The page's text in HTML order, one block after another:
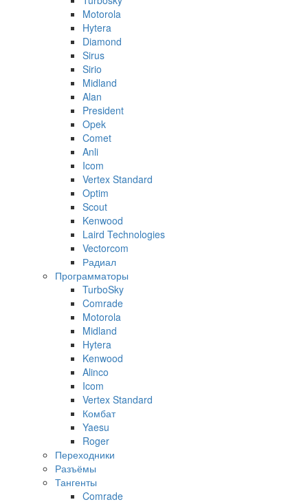
Motorola
Hytera
Diamond
Sirus
Sirio
Midland
Alan
President
Opek
Comet
Anli
Icom
Vertex Standard
Optim
Scout
Kenwood
Laird Technologies
Vectorcom
Радиал
Программаторы
TurboSky
Comrade
Motorola
Midland
Hytera
Kenwood
Alinco
Icom
Vertex Standard
Комбат
Yaesu
Roger
Переходники
Разъёмы
Тангенты
Comrade